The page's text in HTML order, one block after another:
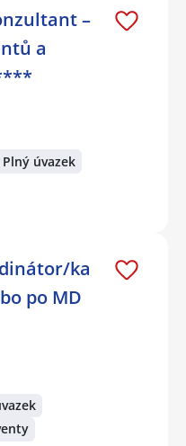
–
a
Plný úvazek
ka
po MD